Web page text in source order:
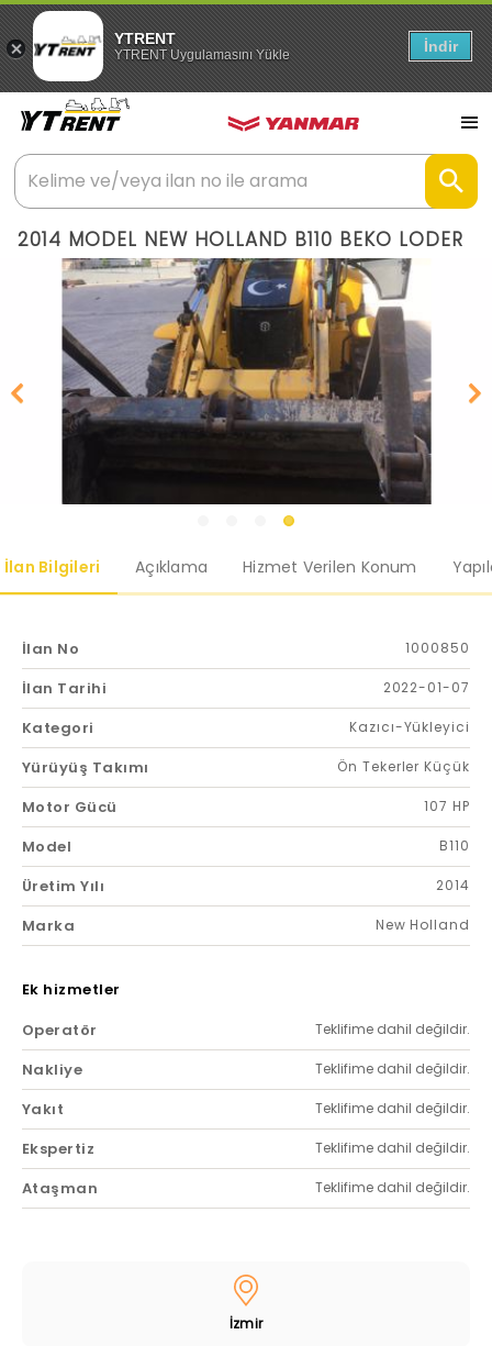
YTRENT
YTRENT Uygulamasını Yükle İndir
2014 MODEL NEW HOLLAND B110 BEKO LODER
İlan Bilgileri Açıklama Hizmet Verilen Konum
İlan No 1000850
İlan Tarihi 2022-01-07
Kategori Kazıcı-Yükleyici
Yürüyüş Takımı Ön Tekerler Küçük
Motor Gücü 107 HP
Model B110
Üretim Yılı 2014
Marka New Holland
Ek hizmetler
Operatör
Teklifime dahil değildir.
Nakliye Teklifime dahil değildir.
Yakıt Teklifime dahil değildir.
Ekspertiz Teklifime dahil değildir.
Ataşman Teklifime dahil değildir.
İzmir